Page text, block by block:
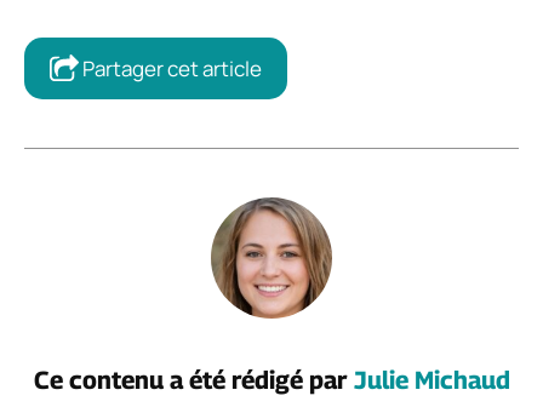
Partager cet article
Ce contenu a été rédigé par Julie Michaud